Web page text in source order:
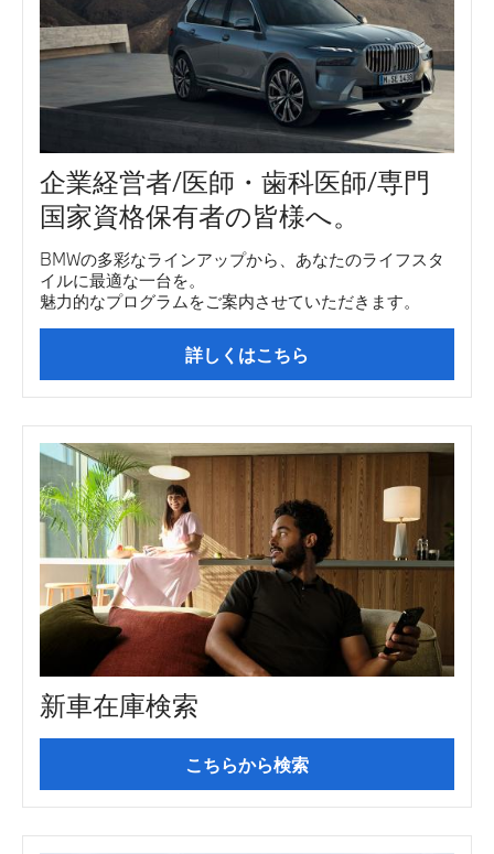
企業経営者/医師・歯科医師/専門
国家資格保有者の皆様へ。
BMWの多彩なラインアップから、あなたのライフスタ
イルに最適な一台を。
魅力的なプログラムをご案内させていただきます。
詳しくはこちら
新車在庫検索
こちらから検索